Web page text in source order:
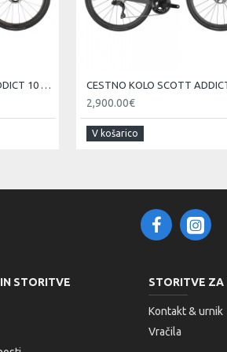
RT-CL800 rotor 160mm
CESTNO KOLO SCOTT ADDICT 10 čr 25
2,900.00€
V košarico
STORITVE STORITVE ZA
Kontakt & urnik
Vračila